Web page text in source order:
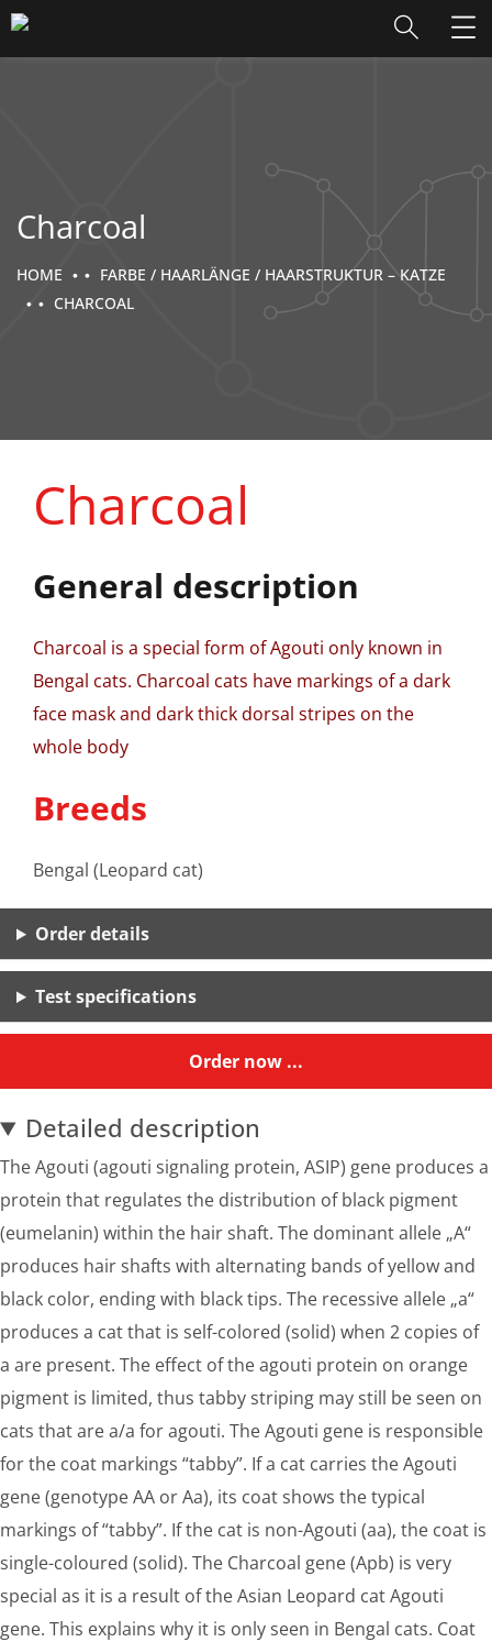
Charcoal
HOME
FARBE / HAARLÄNGE / HAARSTRUKTUR – KATZE
CHARCOAL
Charcoal
General description
Charcoal is a special form of Agouti only known in
Bengal cats. Charcoal cats have markings of a dark
face mask and dark thick dorsal stripes on the
whole body
Breeds
Bengal (Leopard cat)
Order details
Test specifications
Order now ...
Detailed description
The Agouti (agouti signaling protein, ASIP) gene produces a
protein that regulates the distribution of black pigment
(eumelanin) within the hair shaft. The dominant allele „A“
produces hair shafts with alternating bands of yellow and
black color, ending with black tips. The recessive allele „a“
produces a cat that is self-colored (solid) when 2 copies of
a are present. The effect of the agouti protein on orange
pigment is limited, thus tabby striping may still be seen on
cats that are a/a for agouti. The Agouti gene is responsible
for the coat markings “tabby”. If a cat carries the Agouti
gene (genotype AA or Aa), its coat shows the typical
markings of “tabby”. If the cat is non-Agouti (aa), the coat is
single-coloured (solid). The Charcoal gene (Apb) is very
special as it is a result of the Asian Leopard cat Agouti
gene. This explains why it is only seen in Bengal cats. Coat